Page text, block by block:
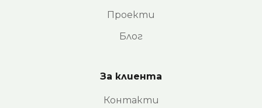
Проекти
Блог
За клиента
Контакти